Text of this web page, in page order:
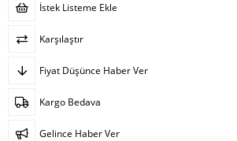
İstek Listeme Ekle
Karşılaştır
Fiyat Düşünce Haber Ver
Kargo Bedava
Gelince Haber Ver